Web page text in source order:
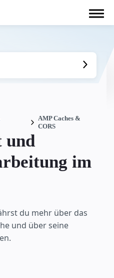
AMP Caches &
CORS
und
im
du mehr über das
und über seine